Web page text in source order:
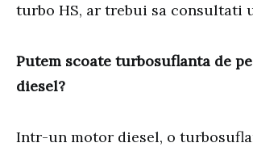
turbo HS, ar trebui sa consultati
Putem scoate turbosuflanta de
diesel?
Intr-un motor diesel, o